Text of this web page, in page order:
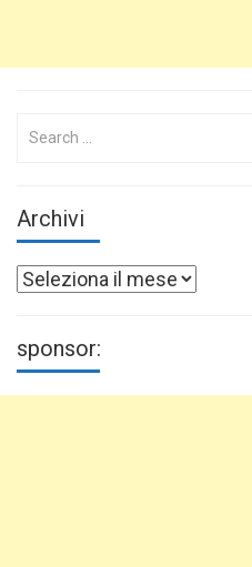
Search
Archivi
Archivi
sponsor: